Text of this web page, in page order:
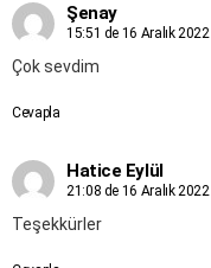
Şenay
15:51 de 16 Aralık 2022
Çok sevdim
Cevapla
Hatice Eylül
21:08 de 16 Aralık 2022
Teşekkürler